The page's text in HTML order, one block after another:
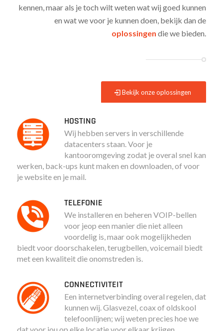
kennen, maar als je toch wilt weten wat wij goed kunnen
en wat we voor je kunnen doen, bekijk dan de
oplossingen die we bieden.
Bekijk onze oplossingen
HOSTING
Wij hebben servers in verschillende
datacenters staan. Voor je
kantooromgeving zodat je overal snel kan
werken, back-ups kunt maken en downloaden, of voor
je website en je mail.
TELEFONIE
We installeren en beheren VOIP-bellen
voor jeop een manier die niet alleen
voordelig is, maar ook mogelijkheden
biedt voor doorschakelen, terugbellen, voicemail biedt
met een kwaliteit die onomstreden is.
CONNECTIVITEIT
Een internetverbinding overal regelen, dat
kunnen wij. Glasvezel, coax of oldskool
telefoonlijnen; wij weten precies hoe we